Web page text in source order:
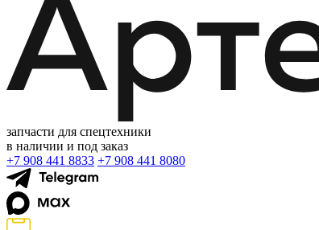
запчасти для спецтехники
в наличии и под заказ
+7 908 441 8833 +7 908 441 8080